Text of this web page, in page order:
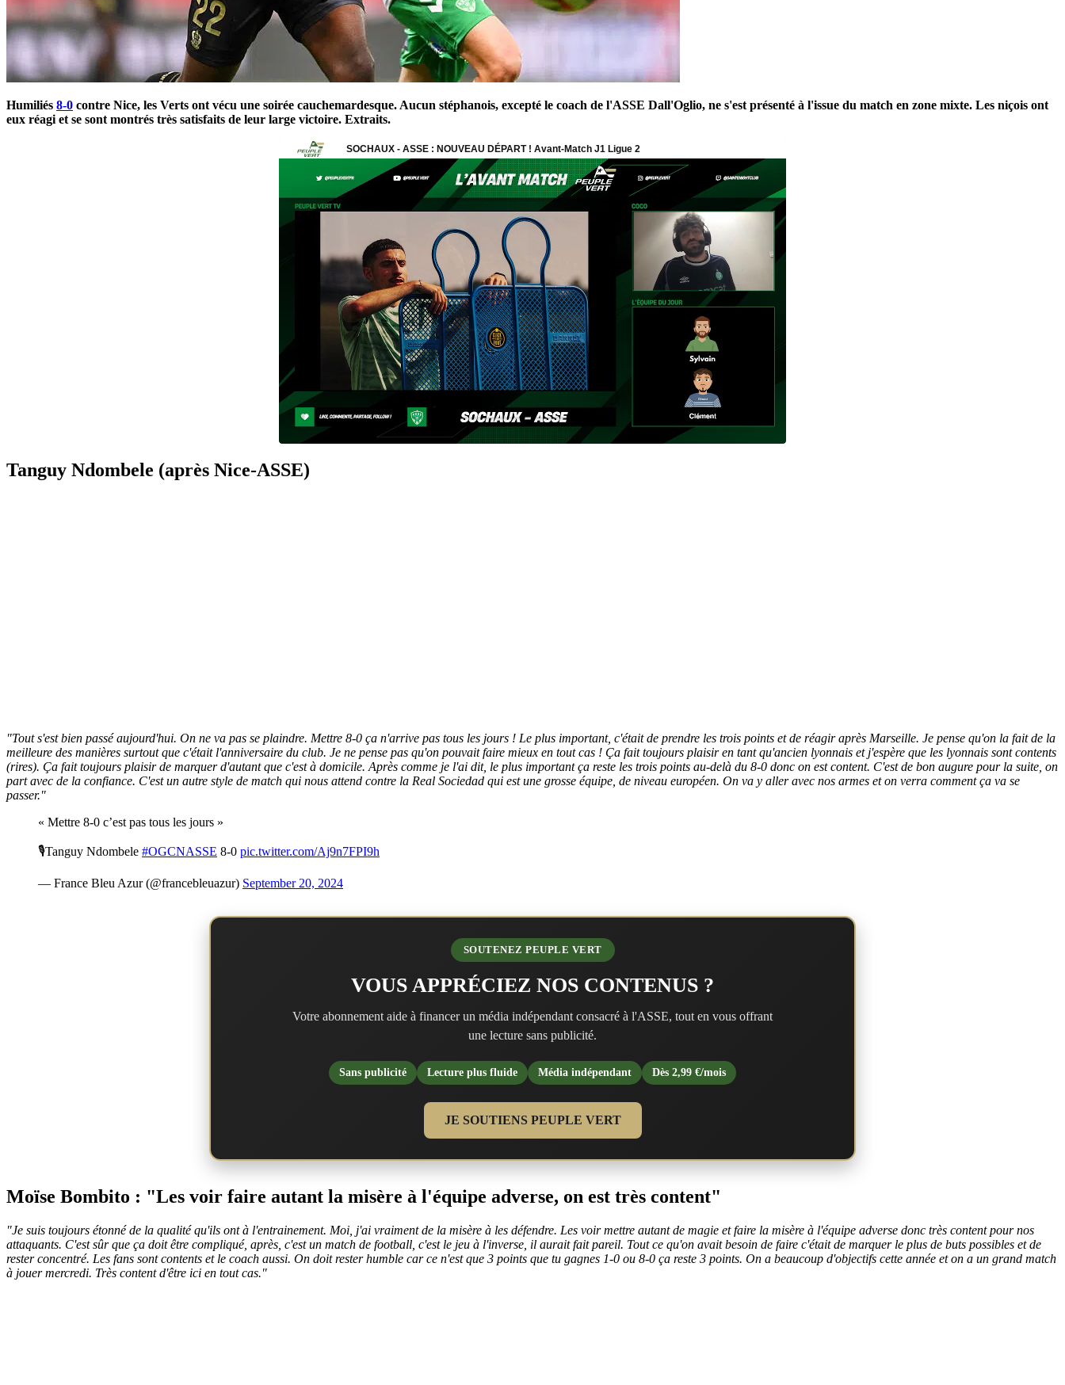
Humiliés 8-0 contre Nice, les Verts ont vécu une soirée cauchemardesque. Aucun stéphanois, excepté le coach de l'ASSE Dall'Oglio, ne s'est présenté à l'issue du match en zone mixte. Les niçois ont
eux réagi et se sont montrés très satisfaits de leur large victoire. Extraits.
Tanguy Ndombele (après Nice-ASSE)
"Tout s'est bien passé aujourd'hui. On ne va pas se plaindre. Mettre 8-0 ça n'arrive pas tous les jours ! Le plus important, c'était de prendre les trois points et de réagir après Marseille. Je pense qu'on la fait de la
meilleure des manières surtout que c'était l'anniversaire du club. Je ne pense pas qu'on pouvait faire mieux en tout cas ! Ça fait toujours plaisir en tant qu'ancien lyonnais et j'espère que les lyonnais sont contents
(rires). Ça fait toujours plaisir de marquer d'autant que c'est à domicile. Après comme je l'ai dit, le plus important ça reste les trois points au-delà du 8-0 donc on est content. C'est de bon augure pour la suite, on
part avec de la confiance. C'est un autre style de match qui nous attend contre la Real Sociedad qui est une grosse équipe, de niveau européen. On va y aller avec nos armes et on verra comment ça va se
passer."
« Mettre 8-0 c’est pas tous les jours »
🎙️Tanguy Ndombele #OGCNASSE 8-0 pic.twitter.com/Aj9n7FPI9h
— France Bleu Azur (@francebleuazur) September 20, 2024
SOUTENEZ PEUPLE VERT
VOUS APPRÉCIEZ NOS CONTENUS ?
Votre abonnement aide à financer un média indépendant consacré à l'ASSE, tout en vous offrant
une lecture sans publicité.
Sans publicité Lecture plus fluide Média indépendant Dès 2,99 €/mois
JE SOUTIENS PEUPLE VERT
Moïse Bombito : "Les voir faire autant la misère à l'équipe adverse, on est très content"
"Je suis toujours étonné de la qualité qu'ils ont à l'entrainement. Moi, j'ai vraiment de la misère à les défendre. Les voir mettre autant de magie et faire la misère à l'équipe adverse donc très content pour nos
attaquants. C'est sûr que ça doit être compliqué, après, c'est un match de football, c'est le jeu à l'inverse, il aurait fait pareil. Tout ce qu'on avait besoin de faire c'était de marquer le plus de buts possibles et de
rester concentré. Les fans sont contents et le coach aussi. On doit rester humble car ce n'est que 3 points que tu gagnes 1-0 ou 8-0 ça reste 3 points. On a beaucoup d'objectifs cette année et on a un grand match
à jouer mercredi. Très content d'être ici en tout cas."